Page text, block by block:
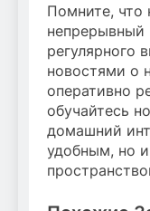
Помните, что
регулярного
новостями о
оперативно
обучайтесь
домашний
удобным, но